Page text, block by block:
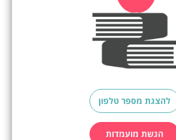
להצגת מספר טלפון
הגשת מועמדות